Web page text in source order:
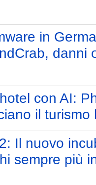
in
danni
con AI:
il turismo
Il nuovo
sempre più